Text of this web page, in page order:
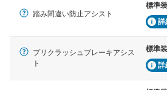
見えにくい場所に潜む危険を予
テムなどが装備されています。
車線のはみだしやふらつきを
プアシストなどが装備されてい
踏み間違い防止アシスト
標準
詳
プリクラッシュブレーキアシス
ト
標準
詳